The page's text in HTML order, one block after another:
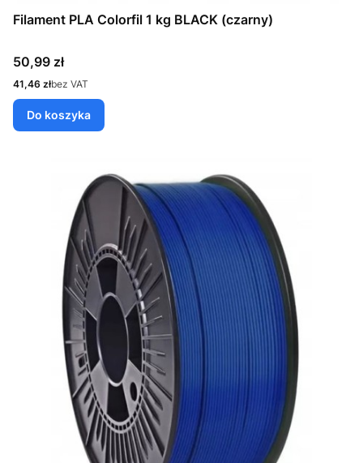
Filament PLA Colorfil 1 kg BLACK (czarny)
Cena
50,99 zł
Cena
41,46 złbez VAT
Do koszyka